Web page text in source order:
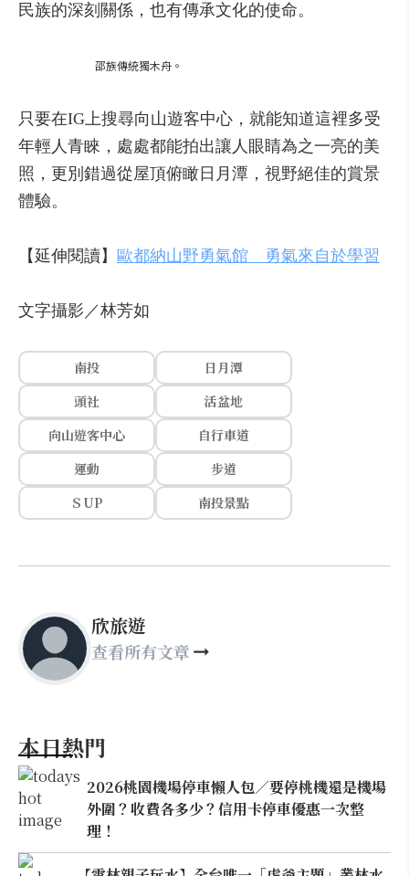
民族的深刻關係，也有傳承文化的使命。
邵族傳統獨木舟。
只要在IG上搜尋向山遊客中心，就能知道這裡多受
年輕人青睞，處處都能拍出讓人眼睛為之一亮的美
照，更別錯過從屋頂俯瞰日月潭，視野絕佳的賞景
體驗。
【延伸閱讀】 歐都納山野勇氣館 勇氣來自於學習
文字攝影／林芳如
南投
日月潭
頭社
活盆地
向山遊客中心
自行車道
運動
步道
ＳUP
南投景點
欣旅遊
查看所有文章
本日熱門
2026桃園機場停車懶人包／要停桃機還是機場
外圍？收費各多少？信用卡停車優惠一次整
理！